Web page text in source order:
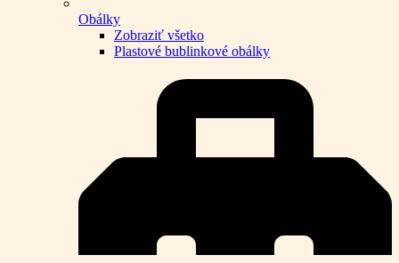
Obálky
Zobraziť všetko
Plastové bublinkové obálky